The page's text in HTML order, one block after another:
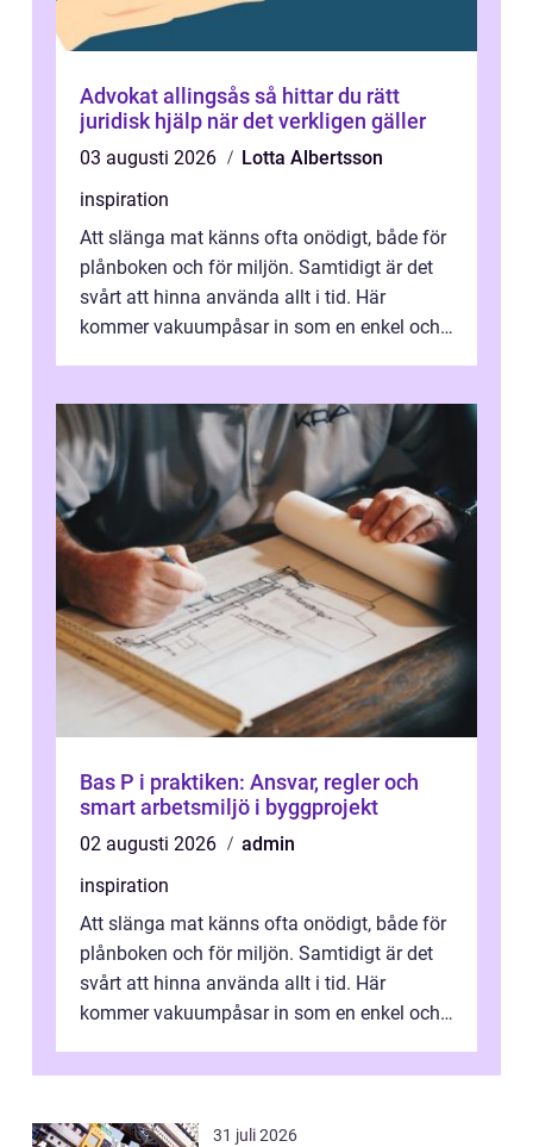
Advokat allingsås så hittar du rätt
juridisk hjälp när det verkligen gäller
03 augusti 2026
Lotta Albertsson
inspiration
Att slänga mat känns ofta onödigt, både för
plånboken och för miljön. Samtidigt är det
svårt att hinna använda allt i tid. Här
kommer vakuumpåsar in som en enkel och
Bas P i praktiken: Ansvar, regler och
smart arbetsmiljö i byggprojekt
02 augusti 2026
admin
inspiration
Att slänga mat känns ofta onödigt, både för
plånboken och för miljön. Samtidigt är det
svårt att hinna använda allt i tid. Här
kommer vakuumpåsar in som en enkel och
31 juli 2026